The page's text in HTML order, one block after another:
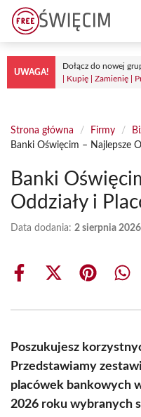
Przejdź
treści
UWAGA!
Dołącz do nowej
| Kupię | Zamienię |
Strona główna / Firmy /
Banki Oświęcim – Najlepsze
Banki
Oddziały i
Data dodania: 2 sierpnia
Share
Share
(Twitter)
Share
Poszukujesz
Przedstawiamy
placówek bankowych
2026 roku wybranych